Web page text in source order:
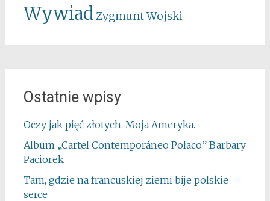
WywiadZygmunt Wojski
Ostatnie wpisy
Oczy jak pięć złotych. Moja Ameryka.
Album „Cartel Contemporáneo Polaco” Barbary
Paciorek
Tam, gdzie na francuskiej ziemi bije polskie
serce